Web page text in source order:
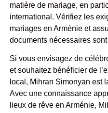
matière de mariage, en
international. Vérifiez les
mariages en Arménie et
documents nécessaires
Si vous envisagez de
et souhaitez bénéficier de
local, Mihran Simonyan est
Avec une connaissance
lieux de rêve en Arménie,